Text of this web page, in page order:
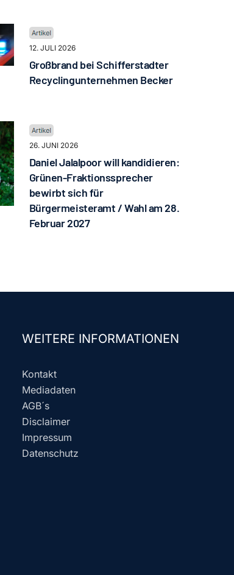
12. JULI 2026
Großbrand bei Schifferstadter
Recyclingunternehmen Becker
26. JUNI 2026
Daniel Jalalpoor will kandidieren:
Grünen-Fraktionssprecher
bewirbt sich für
Bürgermeisteramt / Wahl am 28.
Februar 2027
WEITERE INFORMATIONEN
Kontakt
Mediadaten
AGB´s
Disclaimer
Impressum
Datenschutz